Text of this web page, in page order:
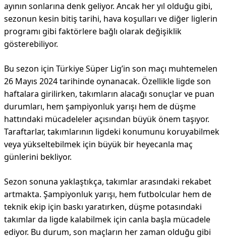
ayının sonlarına denk geliyor. Ancak her yıl olduğu gibi,
sezonun kesin bitiş tarihi, hava koşulları ve diğer liglerin
programı gibi faktörlere bağlı olarak değişiklik
gösterebiliyor.
Bu sezon için Türkiye Süper Lig’in son maçı muhtemelen
26 Mayıs 2024 tarihinde oynanacak. Özellikle ligde son
haftalara girilirken, takımların alacağı sonuçlar ve puan
durumları, hem şampiyonluk yarışı hem de düşme
hattındaki mücadeleler açısından büyük önem taşıyor.
Taraftarlar, takımlarının ligdeki konumunu koruyabilmek
veya yükseltebilmek için büyük bir heyecanla maç
günlerini bekliyor.
Sezon sonuna yaklaştıkça, takımlar arasındaki rekabet
artmakta. Şampiyonluk yarışı, hem futbolcular hem de
teknik ekip için baskı yaratırken, düşme potasındaki
takımlar da ligde kalabilmek için canla başla mücadele
ediyor. Bu durum, son maçların her zaman olduğu gibi